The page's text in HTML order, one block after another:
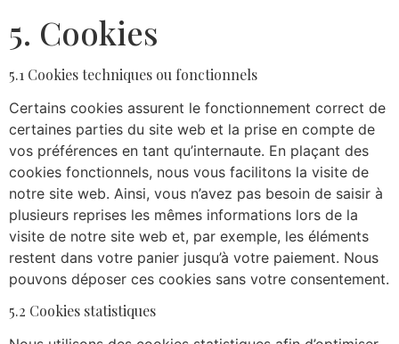
5. Cookies
5.1 Cookies techniques ou fonctionnels
Certains cookies assurent le fonctionnement correct de
certaines parties du site web et la prise en compte de
vos préférences en tant qu’internaute. En plaçant des
cookies fonctionnels, nous vous facilitons la visite de
notre site web. Ainsi, vous n’avez pas besoin de saisir à
plusieurs reprises les mêmes informations lors de la
visite de notre site web et, par exemple, les éléments
restent dans votre panier jusqu’à votre paiement. Nous
pouvons déposer ces cookies sans votre consentement.
5.2 Cookies statistiques